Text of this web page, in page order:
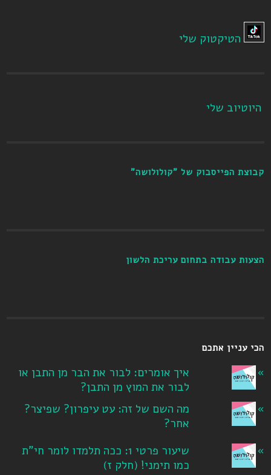
הטיקטוק שלי
היוטיוב שלי
קבוצת הפייסבוק של "קולולושה"
הצעות עבודה בתחום עריכת הלשון
הכי עניין אתכם
איך אומרים: לבור את הבר מן התבן או
לבור את המוץ מן התבן?
מה השם של זה: עט עיפרון? שפיצר?
אחר?
שיעור פרטי 1: ככה תלמדו לומר חי"ת
כמו תימני! ‏(חלק ז‏)